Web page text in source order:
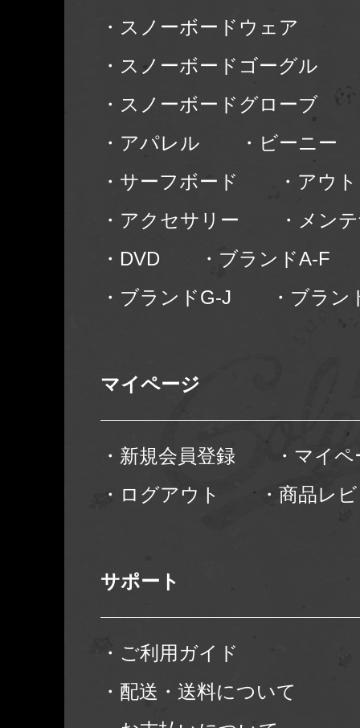
・スノーボードウェア
・スノーボードゴーグル
・スノーボードグローブ
・アパレル
・ビーニー
・サーフボード
・アウ
・アクセサリー
・メン
・DVD
・ブランドA-F
・ブランドG-J
・ブラン
マイページ
・新規会員登録
・マイ
・ログアウト
・商品レ
サポート
・ご利用ガイド
・配送・送料について